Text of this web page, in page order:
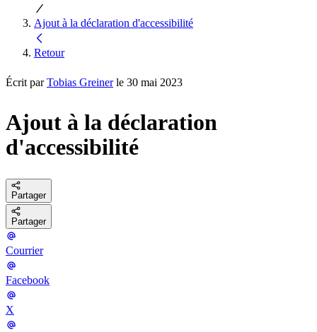
Ajout à la déclaration d'accessibilité
Retour
Écrit parTobias Greinerle 30 mai 2023
Ajout à la déclaration
d'accessibilité
Partager
Partager
Courrier
Facebook
X